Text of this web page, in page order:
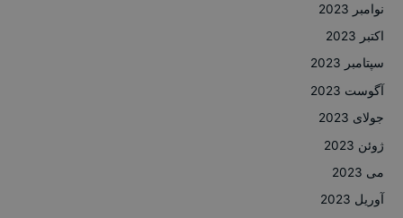
نوامبر 2023
اکتبر 2023
سپتامبر 2023
آگوست 2023
جولای 2023
ژوئن 2023
می 2023
آوریل 2023